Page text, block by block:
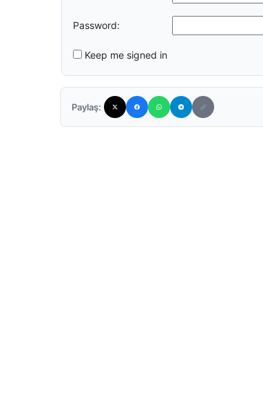
Password:
Keep me signed in
Paylaş: